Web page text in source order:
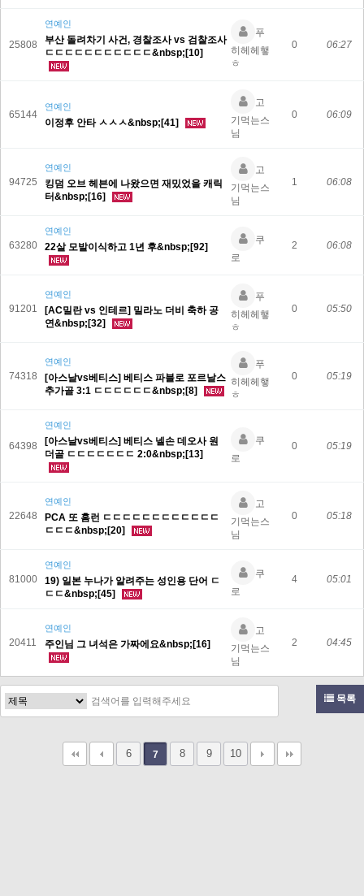
25808
연예인
부산 돌려차기 사건, 경찰조사 vs 검찰조사
ㄷㄷㄷㄷㄷㄷㄷㄷㄷㄷㄷ&nbsp;[10]
푸
히헤헤햏
ㅎ
0 06:27
65144
연예인
이정후 안타 ㅅㅅㅅ&nbsp;[41]
고
기먹는스
님
0 06:09
94725
연예인
킹덤 오브 헤븐에 나왔으면 재밌었을 캐릭
터&nbsp;[16]
고
기먹는스
님
1 06:08
63280
연예인
22살 모발이식하고 1년 후&nbsp;[92]
쿠
로
2 06:08
91201
연예인
[AC밀란 vs 인테르] 밀라노 더비 축하 공
연&nbsp;[32]
푸
히헤헤햏
ㅎ
0 05:50
74318
연예인
[아스날vs베티스] 베티스 파블로 포르날스
추가골 3:1 ㄷㄷㄷㄷㄷㄷ&nbsp;[8]
푸
히헤헤햏
ㅎ
0 05:19
64398
연예인
[아스날vs베티스] 베티스 넬손 데오사 원
더골 ㄷㄷㄷㄷㄷㄷㄷ 2:0&nbsp;[13]
쿠
로
0 05:19
22648
연예인
PCA 또 홈런 ㄷㄷㄷㄷㄷㄷㄷㄷㄷㄷㄷㄷ
ㄷㄷㄷ&nbsp;[20]
고
기먹는스
님
0 05:18
81000
연예인
19) 일본 누나가 알려주는 성인용 단어 ㄷ
ㄷㄷ&nbsp;[45]
쿠
로
4 05:01
20411
연예인
주인님 그 녀석은 가짜에요&nbsp;[16]
고
기먹는스
님
2 04:45
목록
6 7 8 9 10